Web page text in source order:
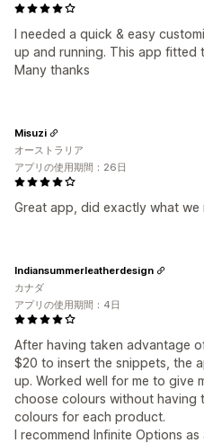
I needed a quick & easy
up and running. This app fitted
Many thanks
Great app, did exactly what we
Misuzi
オーストラリア
アプリの使用期間：26日
After having taken advantage
$20 to insert the snippets, the
up. Worked well for me to give
choose colours without having
colours for each product.
I recommend Infinite Options
Indiansummerleatherdesign
カナダ
アプリの使用期間：4日